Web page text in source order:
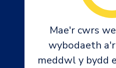
Mae'r cwrs
wybodaeth
meddwl y bydd